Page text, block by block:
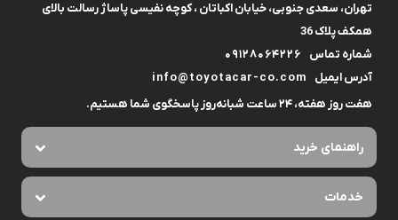
تهران، سعدی جنوبی، خیابان اکباتان ، کوچه نفیسی پاساژ رسالت بالای
همکف پلاک 36
شماره تماس
09128064226
آدرس ایمیل
info@toyotacar-co.com
هفت روز هفته، ۲۴ ساعت شبانه‌روز پاسخگوی شما هستیم.
راهنمای خرید
خدمات